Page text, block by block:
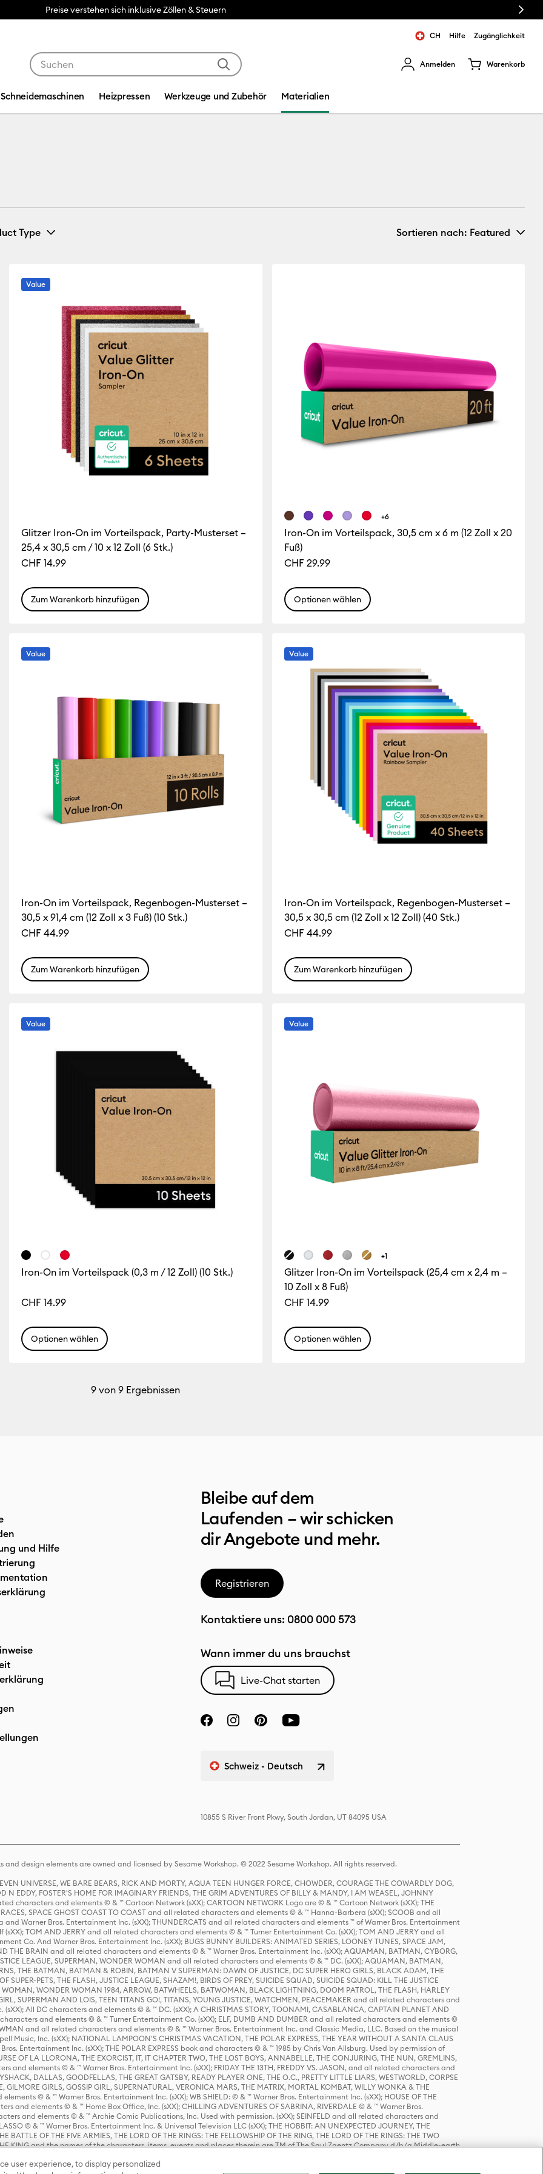
Preise verstehen sich inklusive Zöllen & Steuern Next
CH Hilfe Zugänglichkeit
Anmelden Warenkorb
Schneidemaschinen Heizpressen Werkzeuge und Zubehör Materialien
Farbfamilie: Braun
Farbfamilie: Natur
Farbfamilie: Pink
Maschinenkompatibilität: Cricut Maker
nach Maschinenkompatibilität: Cricut Maker 3 & 4
Type Sortieren nach: Featured
Price High to Low
Most Popular
Top Sellers
Value
Glitzer Iron-On im Vorteilspack, Party-Musterset –
25,4 x 30,5 cm / 10 x 12 Zoll (6 Stk.)
CHF 14.99
Zum Warenkorb hinzufügen
Iron-On im Vorteilspack, 30,5 cm x 6 m (12 Zoll x 20
Fuß)
CHF 29.99
+6
Optionen wählen
Value
Iron-On im Vorteilspack, Regenbogen-Musterset –
30,5 x 91,4 cm (12 Zoll x 3 Fuß) (10 Stk.)
CHF 44.99
Zum Warenkorb hinzufügen
Value
Iron-On im Vorteilspack, Regenbogen-Musterset –
30,5 x 30,5 cm (12 Zoll x 12 Zoll) (40 Stk.)
CHF 44.99
Zum Warenkorb hinzufügen
Value
Iron-On im Vorteilspack (0,3 m / 12 Zoll) (10 Stk.)
CHF 14.99
Optionen wählen
Value
Glitzer Iron-On im Vorteilspack (25,4 cm x 2,4 m –
10 Zoll x 8 Fuß)
CHF 14.99
+1
Optionen wählen
9 von 9 Ergebnissen
und Hilfe
Bleibe auf dem
Laufenden – wir schicken
dir Angebote und mehr.
Registrieren
Kontaktiere uns: 0800 000 573
Wann immer du uns brauchst
Live-Chat starten
Schweiz - Deutsch
10855 S River Front Pkwy, South Jordan, UT 84095 USA
design elements are owned and licensed by Sesame Workshop. © 2022 Sesame Workshop. All rights reserved.
UNIVERSE, WE BARE BEARS, RICK AND MORTY, AQUA TEEN HUNGER FORCE, CHOWDER, COURAGE THE COWARDLY DOG,
N EDDY, FOSTER'S HOME FOR IMAGINARY FRIENDS, THE GRIM ADVENTURES OF BILLY & MANDY, I AM WEASEL, JOHNNY
characters and elements © & ™ Cartoon Network (sXX); CARTOON NETWORK Logo are © & ™ Cartoon Network (sXX); THE
RACES, SPACE GHOST COAST TO COAST and all related characters and elements © & ™ Hanna-Barbera (sXX); SCOOB and all
Warner Bros. Entertainment Inc. (sXX); THUNDERCATS and all related characters and elements ™ of Warner Bros. Entertainment
TOM AND JERRY and all related characters and elements © & ™ Turner Entertainment Co. (sXX); TOM AND JERRY and all
Co. And Warner Bros. Entertainment Inc. (sXX); BUGS BUNNY BUILDERS: ANIMATED SERIES, LOONEY TUNES, SPACE JAM,
THE BRAIN and all related characters and elements © & ™ Warner Bros. Entertainment Inc. (sXX); AQUAMAN, BATMAN, CYBORG,
LEAGUE, SUPERMAN, WONDER WOMAN and all related characters and elements © & ™ DC. (sXX); AQUAMAN, BATMAN,
THE BATMAN, BATMAN & ROBIN, BATMAN V SUPERMAN: DAWN OF JUSTICE, DC SUPER HERO GIRLS, BLACK ADAM, THE
SUPER-PETS, THE FLASH, JUSTICE LEAGUE, SHAZAM!, BIRDS OF PREY, SUICIDE SQUAD, SUICIDE SQUAD: KILL THE JUSTICE
WONDER WOMAN 1984, ARROW, BATWHEELS, BATWOMAN, BLACK LIGHTNING, DOOM PATROL, THE FLASH, HARLEY
SUPERMAN AND LOIS, TEEN TITANS GO!, TITANS, YOUNG JUSTICE, WATCHMEN, PEACEMAKER and all related characters and
All DC characters and elements © & ™ DC. (sXX); A CHRISTMAS STORY, TOONAMI, CASABLANCA, CAPTAIN PLANET AND
characters and elements © & ™ Turner Entertainment Co. (sXX); ELF, DUMB AND DUMBER and all related characters and elements ©
and all related characters and elements © & ™ Warner Bros. Entertainment Inc. and Classic Media, LLC. Based on the musical
Music, Inc. (sXX); NATIONAL LAMPOON'S CHRISTMAS VACATION, THE POLAR EXPRESS, THE YEAR WITHOUT A SANTA CLAUS
Entertainment Inc. (sXX); THE POLAR EXPRESS book and characters © & ™ 1985 by Chris Van Allsburg. Used by permission of
OF LA LLORONA, THE EXORCIST, IT, IT CHAPTER TWO, THE LOST BOYS, ANNABELLE, THE CONJURING, THE NUN, GREMLINS,
and elements © & ™ Warner Bros. Entertainment Inc. (sXX); FRIDAY THE 13TH, FREDDY VS. JASON, and all related characters and
DALLAS, GOODFELLAS, THE GREAT GATSBY, READY PLAYER ONE, THE O.C., PRETTY LITTLE LIARS, WESTWORLD, CORPSE
GILMORE GIRLS, GOSSIP GIRL, SUPERNATURAL, VERONICA MARS, THE MATRIX, MORTAL KOMBAT, WILLY WONKA & THE
© & ™ Warner Bros. Entertainment Inc. (sXX); WB SHIELD: © & ™ Warner Bros. Entertainment Inc. (sXX); HOUSE OF THE
and elements © & ™ Home Box Office, Inc. (sXX); CHILLING ADVENTURES OF SABRINA, RIVERDALE © & ™ Warner Bros.
and elements © & ™ Archie Comic Publications, Inc. Used with permission. (sXX); SEINFELD and all related characters and
© & ™ Warner Bros. Entertainment Inc. & Universal Television LLC (sXX); THE HOBBIT: AN UNEXPECTED JOURNEY, THE
BATTLE OF THE FIVE ARMIES, THE LORD OF THE RINGS: THE FELLOWSHIP OF THE RING, THE LORD OF THE RINGS: THE TWO
THE KING and the names of the characters, items, events and places therein are TM of The Saul Zaentz Company d/b/a Middle-earth
and all related trademarks, characters, names, and indicia are © & ™ Warner Bros. Entertainment Inc. (sXX); © Warner Bros.
user experience, to display personalized